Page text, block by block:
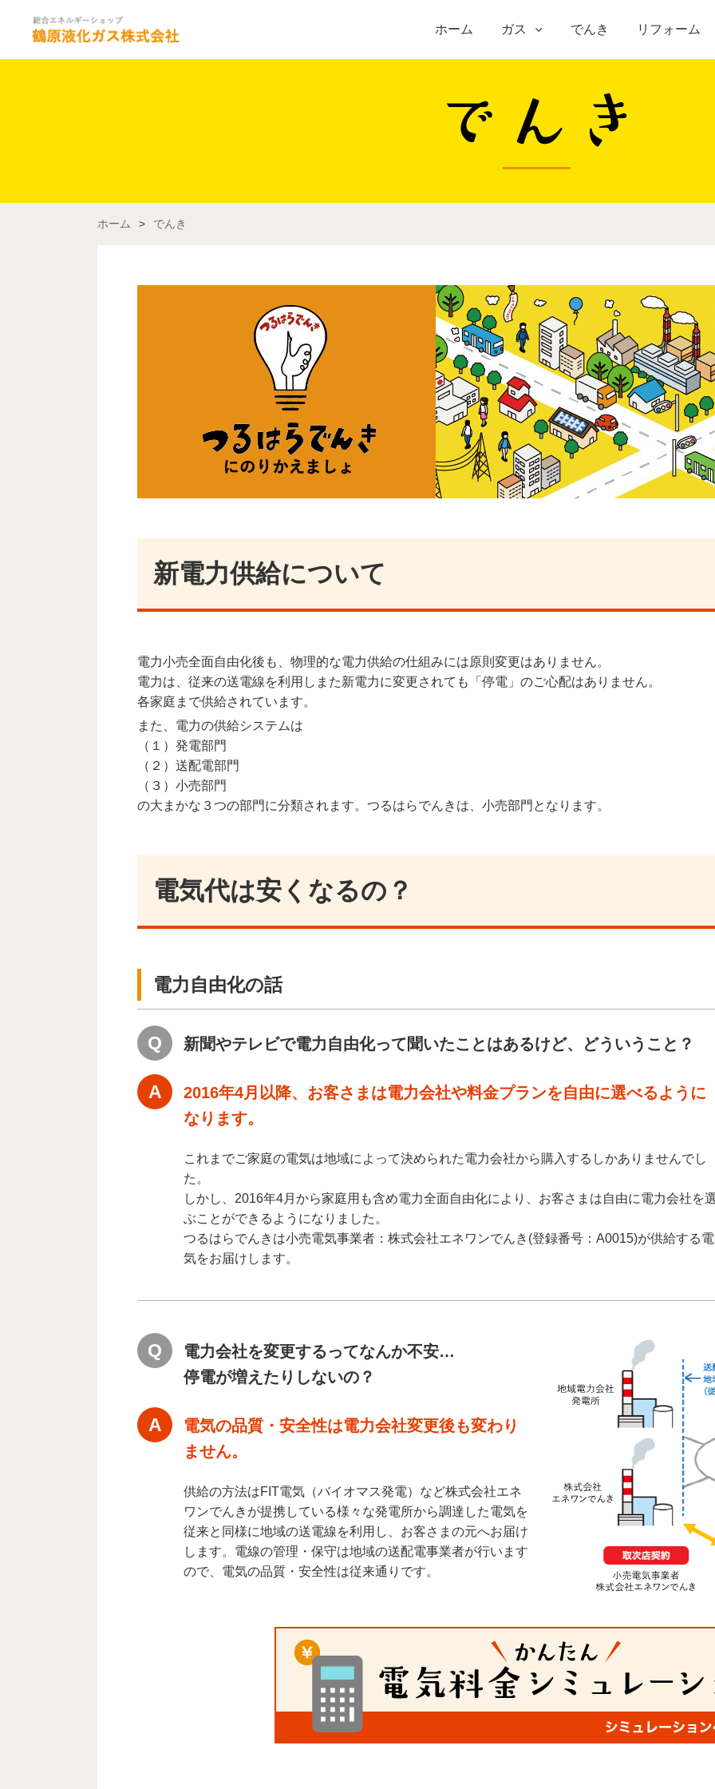
ホーム ガス でんき リフォーム
ホーム > でんき
新電力供給について
電力小売全面自由化後も、物理的な電力供給の仕組みには原則変更はありません。
電力は、従来の送電線を利用しまた新電力に変更されても「停電」のご心配はありません。
各家庭まで供給されています。
また、電力の供給システムは
（１）発電部門
（２）送配電部門
（３）小売部門
の大まかな３つの部門に分類されます。つるはらでんきは、小売部門となります。
電気代は安くなるの？
電力自由化の話
新聞やテレビで電力自由化って聞いたことはあるけど、どういうこと？
2016年4月以降、お客さまは電力会社や料金プランを自由に選べるように
なります。
これまでご家庭の電気は地域によって決められた電力会社から購入するしかありませんでし
た。
しかし、2016年4月から家庭用も含め電力全面自由化により、お客さまは自由に電力会社を
ぶことができるようになりました。
つるはらでんきは小売電気事業者：株式会社エネワンでんき(登録番号：A0015)が供給する電
気をお届けします。
電力会社を変更するってなんか不安…
停電が増えたりしないの？
電気の品質・安全性は電力会社変更後も変わり
ません。
供給の方法はFIT電気（バイオマス発電）など株式会社エネ
ワンでんきが提携している様々な発電所から調達した電気を
従来と同様に地域の送電線を利用し、お客さまの元へお届け
します。電線の管理・保守は地域の送配電事業者が行います
ので、電気の品質・安全性は従来通りです。